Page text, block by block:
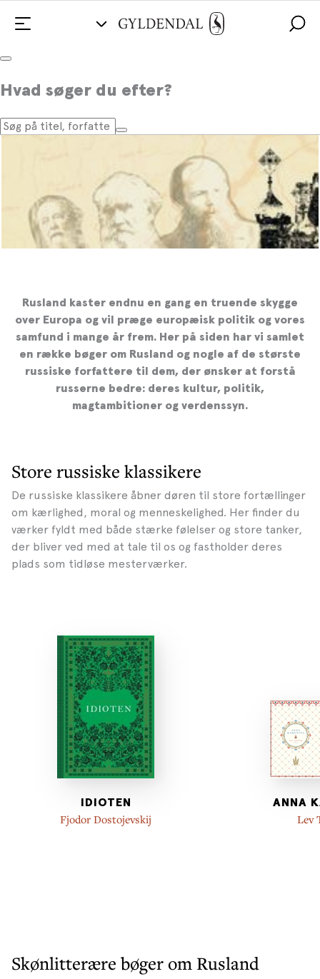
Hvad søger du efter?
Bliv klogere på Rusland
Rusland kaster endnu en gang en truende skygge
over Europa og vil præge europæisk politik og vores
samfund i mange år frem. Her på siden har vi samlet
en række bøger om Rusland og nogle af de største
russiske forfattere til dem, der ønsker at forstå
russerne bedre: deres kultur, politik,
magtambitioner og verdenssyn.
Store russiske klassikere
De russiske klassikere åbner døren til store fortællinger
om kærlighed, moral og menneskelighed. Her finder du
værker fyldt med både stærke følelser og store tanker,
der bliver ved med at tale til os og fastholder deres
plads som tidløse mesterværker.
IDIOTEN
Fjodor Dostojevskij
ANNA
Lev
Skønlitterære bøger om Rusland